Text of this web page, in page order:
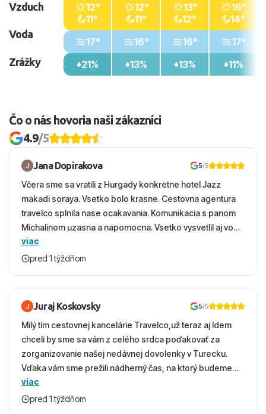
Vzduch
Voda
Zrážky
12°
11°
17°
21%
12°
11°
16°
13%
13°
12°
16°
13%
16°
14°
17°
11%
Čo o nás hovoria naši zákazníci
4.9/5
Jana Dopirakova 5/5
Včera sme sa vratili z Hurgady konkretne hotel Jazz
makadi soraya. Vsetko bolo krasne. Cestovna agentura
travelco splnila nase ocakavania. Komunikacia s panom
Michalinom uzasna a napomocna. Vsetko vysvetlil aj vo
vecernych hodinach zaco sa ospravedlnujem. Hotel
krasny, cisty. Sluzby top. Strava, prostredie, more,
viac
pred 1 týždňom
Juraj Koskovsky 5/5
Milý tím cestovnej kancelárie Travelco,už teraz aj Idem
chceli by sme sa vám z celého srdca poďakovať za
zorganizovanie našej nedávnej dovolenky v Turecku.
Vďaka vám sme prežili nádherný čas, na ktorý budeme
ešte dlho s úsmevom spomínať. ​Všetko prebehlo
absolútne hladko – od prvotného výberu zájazdu, cez
viac
pred 1 týždňom